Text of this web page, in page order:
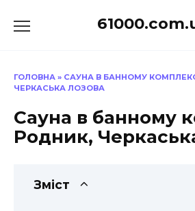
до
ГОЛОВНА » САУНА В БАННОМУ
ЧЕРКАСЬКА ЛОЗОВА
Сауна в банному
Родник,
Зміст